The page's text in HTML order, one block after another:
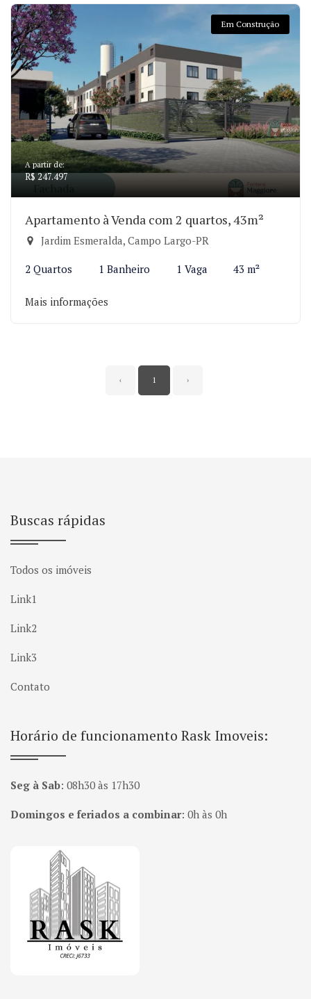
Em Construção
A partir de:
R$ 247.497
Apartamento à Venda com 2 quartos, 43m²
Jardim Esmeralda, Campo Largo-PR
2 Quartos 1 Banheiro 1 Vaga 43 m²
Mais informações
‹ 1 ›
Buscas rápidas
Todos os imóveis
Link1
Link2
Link3
Contato
Horário de funcionamento Rask Imoveis:
Seg à Sab: 08h30 às 17h30
Domingos e feriados a combinar: 0h às 0h
Página inicial